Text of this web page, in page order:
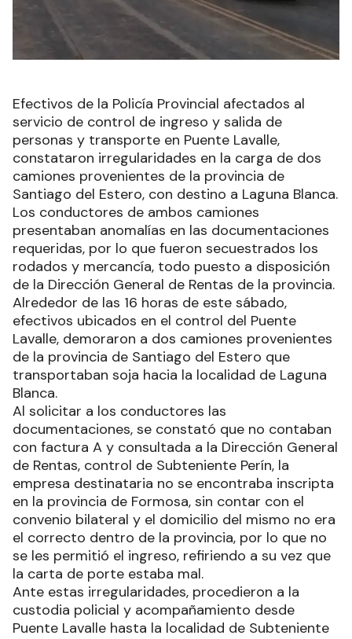
Efectivos de la Policía Provincial afectados al
servicio de control de ingreso y salida de
personas y transporte en Puente Lavalle,
constataron irregularidades en la carga de dos
camiones provenientes de la provincia de
Santiago del Estero, con destino a Laguna Blanca.
Los conductores de ambos camiones
presentaban anomalías en las documentaciones
requeridas, por lo que fueron secuestrados los
rodados y mercancía, todo puesto a disposición
de la Dirección General de Rentas de la provincia.
Alrededor de las 16 horas de este sábado,
efectivos ubicados en el control del Puente
Lavalle, demoraron a dos camiones provenientes
de la provincia de Santiago del Estero que
transportaban soja hacia la localidad de Laguna
Blanca.
Al solicitar a los conductores las
documentaciones, se constató que no contaban
con factura A y consultada a la Dirección General
de Rentas, control de Subteniente Perín, la
empresa destinataria no se encontraba inscripta
en la provincia de Formosa, sin contar con el
convenio bilateral y el domicilio del mismo no era
el correcto dentro de la provincia, por lo que no
se les permitió el ingreso, refiriendo a su vez que
la carta de porte estaba mal.
Ante estas irregularidades, procedieron a la
custodia policial y acompañamiento desde
Puente Lavalle hasta la localidad de Subteniente